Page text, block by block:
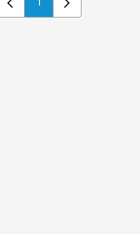
Previous Next